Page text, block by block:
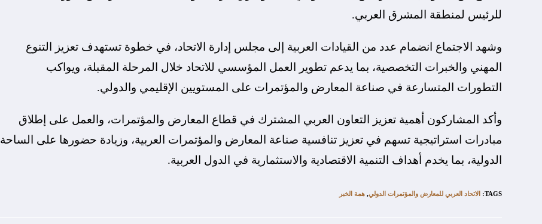
للرئيس لمنطقة المشرق العربي.
وشهد الاجتماع انضمام عدد من القيادات العربية إلى مجلس إدارة الاتحاد، في خطوة تستهدف تعزيز التنوع
المهني والخبرات التخصصية، بما يدعم تطوير العمل المؤسسي للاتحاد خلال المرحلة المقبلة، ويواكب
التطورات المتسارعة في صناعة المعارض والمؤتمرات على المستويين الإقليمي والدولي.
وأكد المشاركون أهمية تعزيز التعاون العربي المشترك في قطاع المعارض والمؤتمرات، والعمل على إطلاق
مبادرات استراتيجية تسهم في تعزيز تنافسية صناعة المعارض والمؤتمرات العربية، وزيادة حضورها على الساحة
الدولية، بما يخدم أهداف التنمية الاقتصادية والاستثمارية في الدول العربية.
TAGS
: الاتحاد العربي للمعارض والمؤتمرات الدولي, همة الخبر